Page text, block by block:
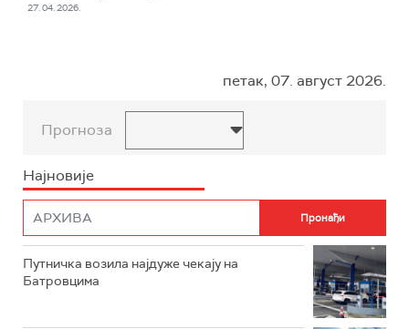
27. 04. 2026.
петак, 07. август 2026.
Прогноза
Најновије
Путничка возила најдуже чекају на
Батровцима